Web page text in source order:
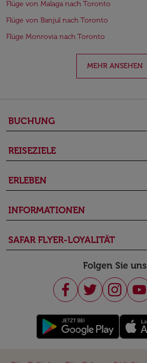
Flüge von Malaga nach Toronto
Flüge von Banjul nach Toronto
Flüge Monrovia nach Toronto
MEHR ANSEHEN
BUCHUNG
REISEZIELE
ERLEBEN
INFORMATIONEN
SAFAR FLYER-LOYALITÄT
Folgen Sie uns